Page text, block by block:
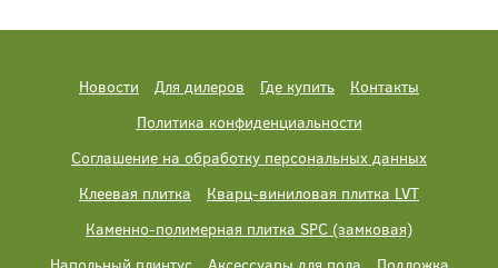
Новости Для дилеров Где купить
Контакты
Политика конфиденциальности
Соглашение на обработку персональных данных
Клеевая плитка
Кварц-виниловая плитка LVT
Каменно-полимерная плитка SPC (замковая)